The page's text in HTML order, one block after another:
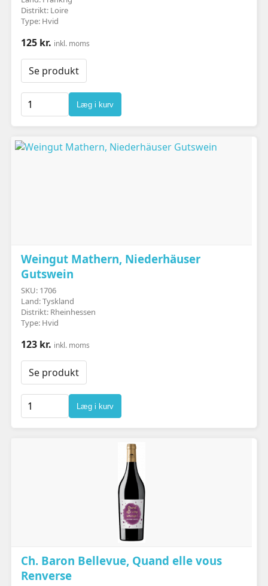
Distrikt: Loire
Type: Hvid
125 kr. inkl. moms
Se produkt
Læg i kurv
Weingut Mathern, Niederhäuser
Gutswein
SKU: 1706
Land: Tyskland
Distrikt: Rheinhessen
Type: Hvid
123 kr. inkl. moms
Se produkt
Læg i kurv
Ch. Baron Bellevue, Quand elle vous
Renverse